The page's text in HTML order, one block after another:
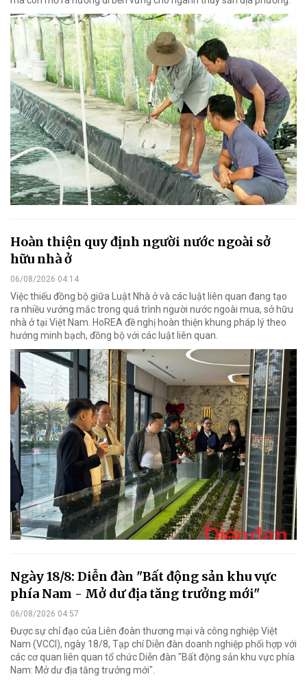
Hoàn thiện quy định người nước ngoài sở
hữu nhà ở
06/08/2026 04:14
Việc thiếu đồng bộ giữa Luật Nhà ở và các luật liên quan đang tạo
ra nhiều vướng mắc trong quá trình người nước ngoài mua, sở hữu
nhà ở tại Việt Nam. HoREA đề nghị hoàn thiện khung pháp lý theo
hướng minh bạch, đồng bộ với các luật liên quan.
Ngày 18/8: Diễn đàn "Bất động sản khu vực
phía Nam - Mở dư địa tăng trưởng mới"
06/08/2026 04:57
Được sự chỉ đạo của Liên đoàn thương mại và công nghiệp Việt
Nam (VCCI), ngày 18/8, Tạp chí Diễn đàn doanh nghiệp phối hợp với
các cơ quan liên quan tổ chức Diễn đàn "Bất động sản khu vực phía
Nam: Mở dư địa tăng trưởng mới".